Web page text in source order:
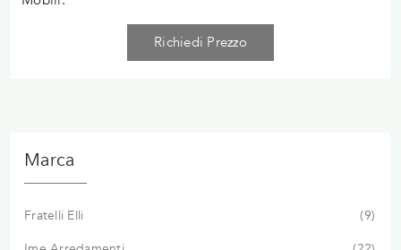
Richiedi Prezzo
Marca
Fratelli Elli
9